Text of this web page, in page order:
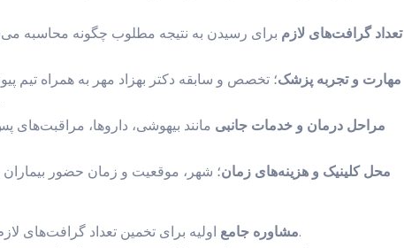
تعداد گرافت‌های لازم برای رسیدن به نتیجه مطلوب چگونه محاسبه
مهارت و تجربه پزشک؛ تخصص و سابقه دکتر بهزاد مهر به همراه تیم
مراحل درمان و خدمات جانبی مانند بیهوشی، داروها، مراقبت‌های
محل کلینیک و هزینه‌های زمان؛ شهر، موقعیت و زمان حضور
مشاوره جامعاولیه برای تخمین تعداد گرافت‌های لازم و گزینه‌های تکنیک.